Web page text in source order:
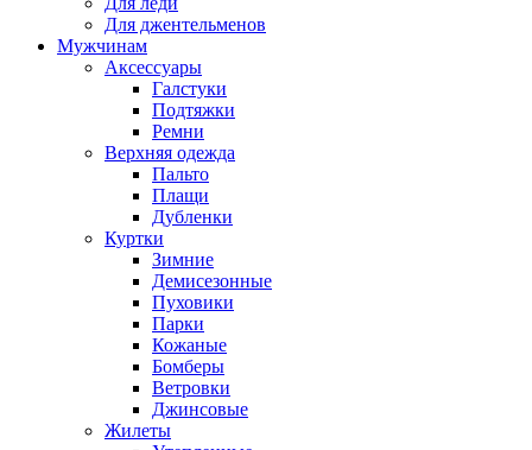
Для джентельменов
Мужчинам
Аксессуары
Галстуки
Подтяжки
Ремни
Верхняя одежда
Пальто
Плащи
Дубленки
Куртки
Зимние
Демисезонные
Пуховики
Парки
Кожаные
Бомберы
Ветровки
Джинсовые
Жилеты